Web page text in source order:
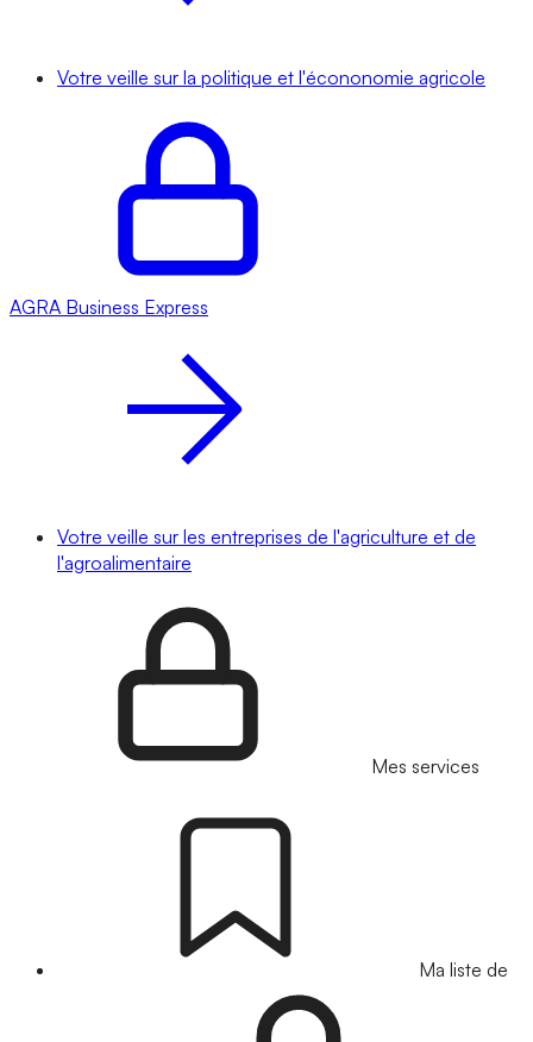
Votre veille sur la politique et l'écononomie agricole
AGRA Business Express
Votre veille sur les entreprises de l'agriculture et de
l'agroalimentaire
Mes services
Ma liste de